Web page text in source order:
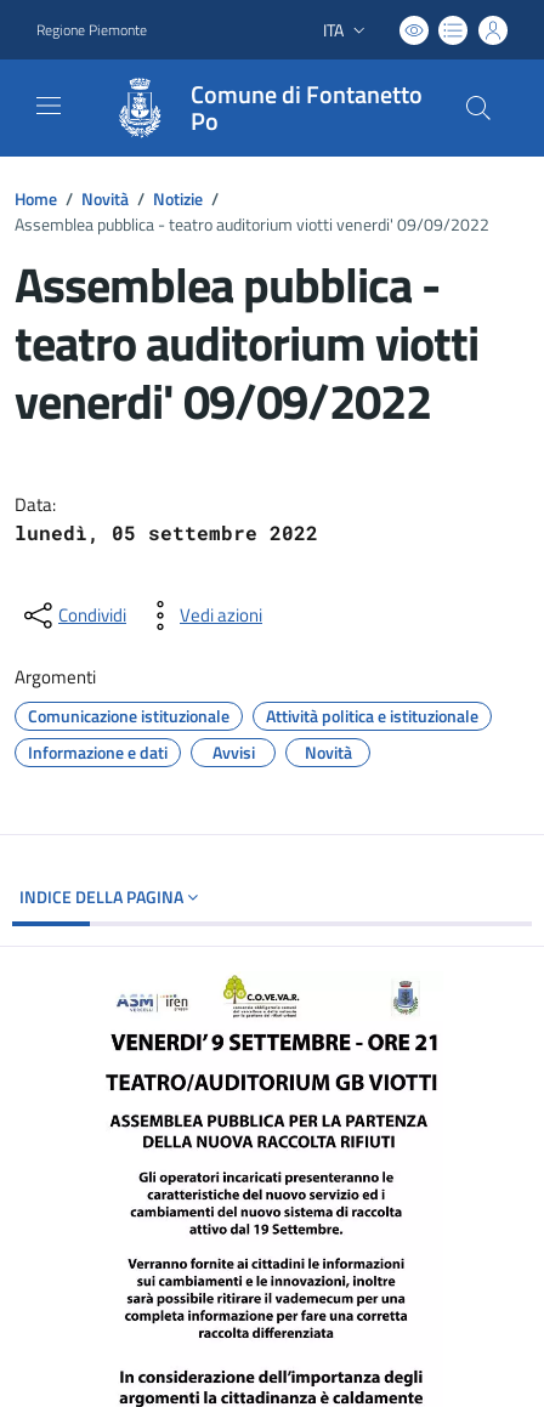
Regione Piemonte Lingua attiva:
ITA
Comune di Fontanetto
Po
Home / Novità / Notizie /
Assemblea pubblica - teatro auditorium viotti venerdi' 09/09/2022
Assemblea pubblica -
teatro auditorium viotti
venerdi' 09/09/2022
Data:
lunedì, 05 settembre 2022
Condividi Vedi azioni
Argomenti
Comunicazione istituzionale
Attività politica e istituzionale
Informazione e dati
Avvisi Novità
INDICE DELLA PAGINA